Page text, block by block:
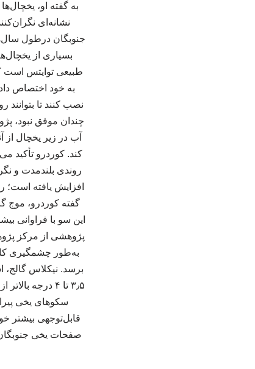
به گفته او،
نشانه‌ای
جنوبگان درطول
بسیاری از
طبیعی توایتس است
به خود اختصاص
نصب کنند تا
چندان موفق نبود،
آب در زیر یخچال
کند. کوردرو تأکید
روندی بلندمدت و
افزایش یافته است؛
این سو با فراوانی
پژوهشی از مرکز
برسد. نیکلاس گالج،
۳٫۵ تا ۴
سکوهای یخی
صفحات یخی